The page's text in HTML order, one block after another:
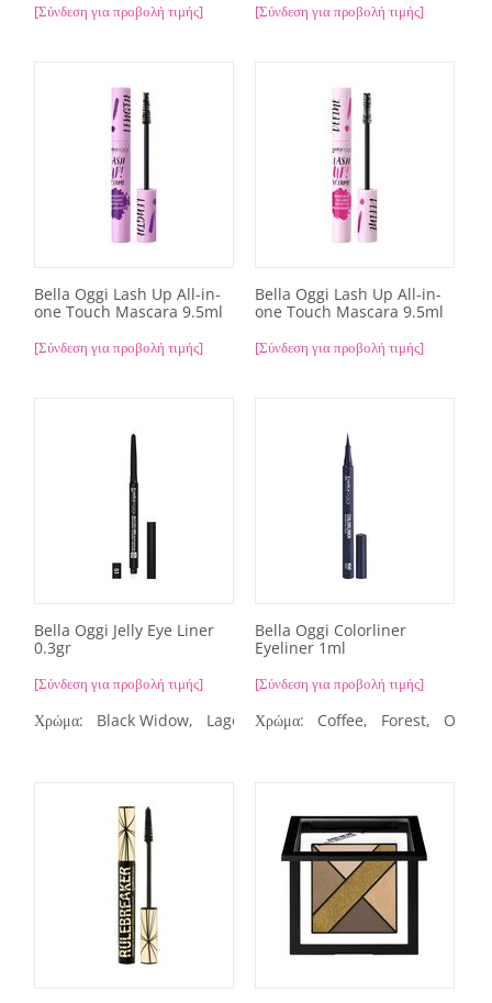
[Σύνδεση για προβολή τιμής] [Σύνδεση για προβολή τιμής]
Bella Oggi Lash Up All-in-
one Touch Mascara 9.5ml
[Σύνδεση για προβολή τιμής]
Bella Oggi Lash Up All-in-
one Touch Mascara 9.5ml
[Σύνδεση για προβολή τιμής]
Bella Oggi Jelly Eye Liner
0.3gr
[Σύνδεση για προβολή τιμής]
Χρώμα: Black Widow, Lagoon, Savannah, Stone,
Bella Oggi Colorliner
Eyeliner 1ml
[Σύνδεση για προβολή τιμής]
Χρώμα: Coffee, Forest, Ocean